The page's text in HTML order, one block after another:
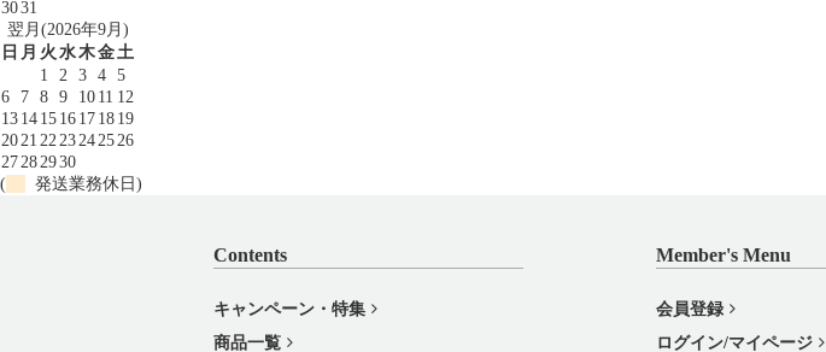
3031
翌月(2026年9月)
日 月 火 水木金 土
1
2 3 4 5
6
7 8 9 10 11 12
13 14 15 16 17 18 19
20 21 22 23 24 25 26
27 28 2930
(
発送業務休日)
Contents
キャンペーン・特集
商品一覧
Member's Menu
会員登録
ログイン/マイページ